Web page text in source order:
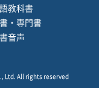
検 索
教科書
・専門書
音声
Ltd. All rights reserved